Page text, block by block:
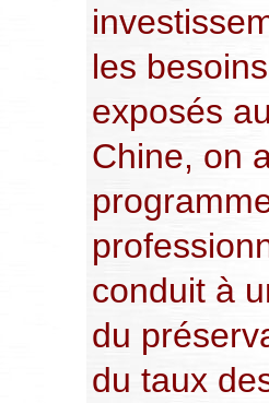
les
exposés
Chine, on
conduit à
du
du taux